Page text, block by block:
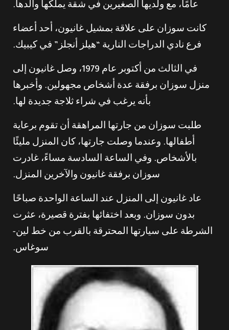
عامًا، مع ولديها الصغيرين في شقة يملكها والدها.
كانت سوزان على علاقة بمشيل غانيون، أحد أعضاء
فرع نادي الدراجات النارية “هيلز أنجلز” في كيبيك.
في الثالث من أكتوبر عام 1979، وصل غانيون إلى
منزل سوزان برفقة عدة أشخاص مجهولين. وأخبرها
بأنه يرغب في شراء ثلاجة جديدة لها.
طلبت سوزان من جارتها المراهقة أن تقوم برعاية
أطفالها. وعندما وصلت جارتها، كان المنزل مليئًا
بالأشخاص. وفي الساعة السادسة مساءً، غادرت
سوزان برفقة غانيون والآخرين المنزل.
عاد غانيون إلى المنزل عند الساعة الواحدة صباحًا
بدون سوزان. وبعد اختفائها بفترة قصيرة، عثرت
الشرطة على سيارتها المحترقة بالقرب من خط لين-
سوغاس.